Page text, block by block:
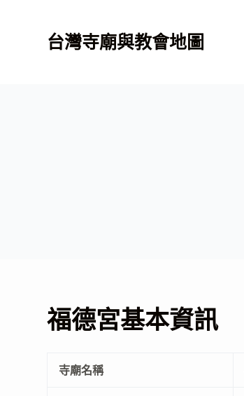
台灣寺廟與教會地圖
福德宮基本資訊
寺廟名稱